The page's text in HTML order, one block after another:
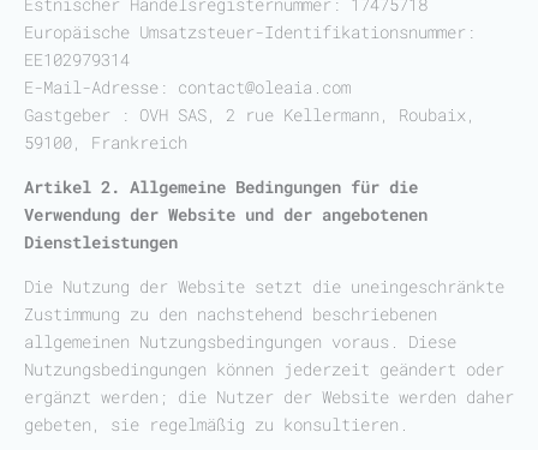
Europäische Umsatzsteuer-Identifikationsnummer:
EE102979314
E-Mail-Adresse: contact@oleaia.com
Gastgeber : OVH SAS, 2 rue Kellermann, Roubaix,
59100, Frankreich
Artikel 2. Allgemeine Bedingungen für die
Verwendung der Website und der angebotenen
Dienstleistungen
Die Nutzung der Website setzt die uneingeschränkte
Zustimmung zu den nachstehend beschriebenen
allgemeinen Nutzungsbedingungen voraus. Diese
Nutzungsbedingungen können jederzeit geändert oder
ergänzt werden; die Nutzer der Website werden daher
gebeten, sie regelmäßig zu konsultieren.